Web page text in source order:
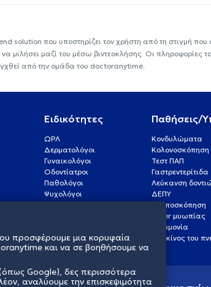
solution που υποστηρίζει τον χρήστη από τη στιγμή που
μιλήσει μαζί του μέσω βιντεοκλήσης. Οι
από την ομάδα του doctoranytime.
Ειδικότητες
ΩΡΛ
Δερματολόγοι
Γυναικολόγοι
Οδοντίατροι
Παθολόγοι
Ψυχολόγοι
Καρδιολόγοι
Παθήσεις/
Κονδυλώματα
Κολονοσκόπηση
Τεστ ΠΑΠ
Γαστρεντερίτιδα
Λεύκανση
ΔΕΠΥ
Κολποσκόπηση
Laser μυωπίας
Πνευμονία
Καρκίνος του
προσφέρουμε μια κορυφαία
και να σε βοηθήσουμε να
Google), δες περισσότερα
αναλύουμε την επισκεψιμότητα